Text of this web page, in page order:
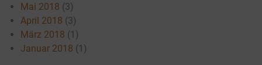
Mai 2018 (3)
April 2018 (3)
März 2018 (1)
Januar 2018 (1)